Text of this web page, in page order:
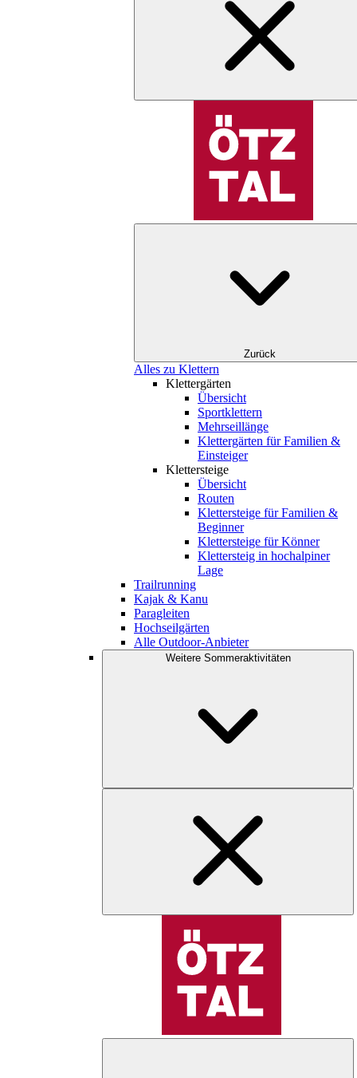
Zurück
Alles zu Klettern
Klettergärten
Übersicht
Sportklettern
Mehrseillänge
Klettergärten für Familien &
Einsteiger
Klettersteige
Übersicht
Routen
Klettersteige für Familien &
Beginner
Klettersteige für Könner
Klettersteig in hochalpiner
Lage
Trailrunning
Kajak & Kanu
Paragleiten
Hochseilgärten
Alle Outdoor-Anbieter
Weitere Sommeraktivitäten